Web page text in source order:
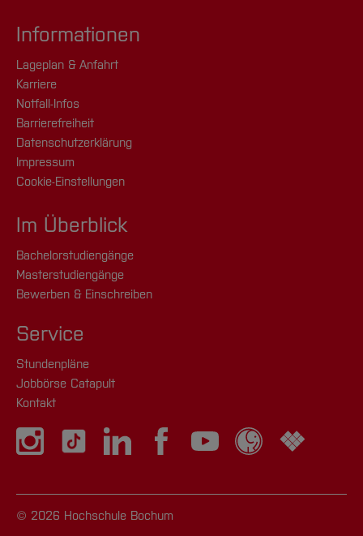
Informationen
Lageplan & Anfahrt
Karriere
Notfall-Infos
Barrierefreiheit
Datenschutzerklärung
Impressum
Cookie-Einstellungen
Im Überblick
Bachelorstudiengänge
Masterstudiengänge
Bewerben & Einschreiben
Service
Stundenpläne
Jobbörse Catapult
Kontakt
© 2026 Hochschule Bochum